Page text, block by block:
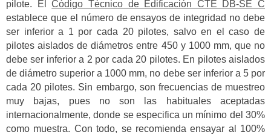
pilote. ElCódigo Técnico de Edificación CTE DB-SE C
establece que el número de ensayos de integridad no debe
ser inferior a 1 por cada 20 pilotes, salvo en el caso de
pilotes aislados de diámetros entre 450 y 1000 mm, que no
debe ser inferior a 2 por cada 20 pilotes. En pilotes aislados
de diámetro superior a 1000 mm, no debe ser inferior a 5 por
cada 20 pilotes. Sin embargo, son frecuencias de muestreo
muy bajas, pues no son las habituales aceptadas
internacionalmente, donde se especifica un mínimo del 30%
como muestra. Con todo, se recomienda ensayar al 100%